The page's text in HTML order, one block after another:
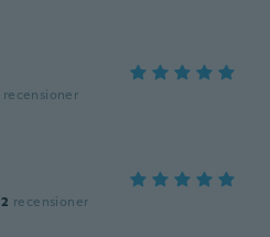
recensioner
2 recensioner